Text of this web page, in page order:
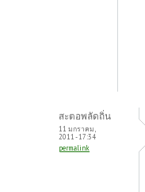
สะตอพลัดถิ่น
11 มกราคม,
2011 - 17:34
permalink